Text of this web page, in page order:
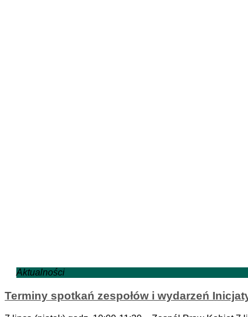
Aktualności
Terminy spotkań zespołów i wydarzeń